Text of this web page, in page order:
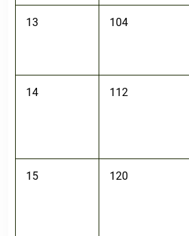
13 104
14 112
15 120